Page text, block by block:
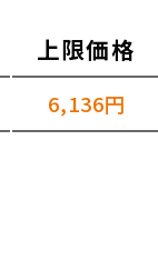
上限価格
6,136円